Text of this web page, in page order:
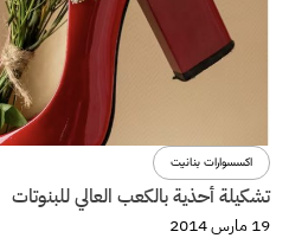
اكسسوارات بنانيت
تشكيلة أحذية بالكعب العالي للبنوتات
19 مارس 2014